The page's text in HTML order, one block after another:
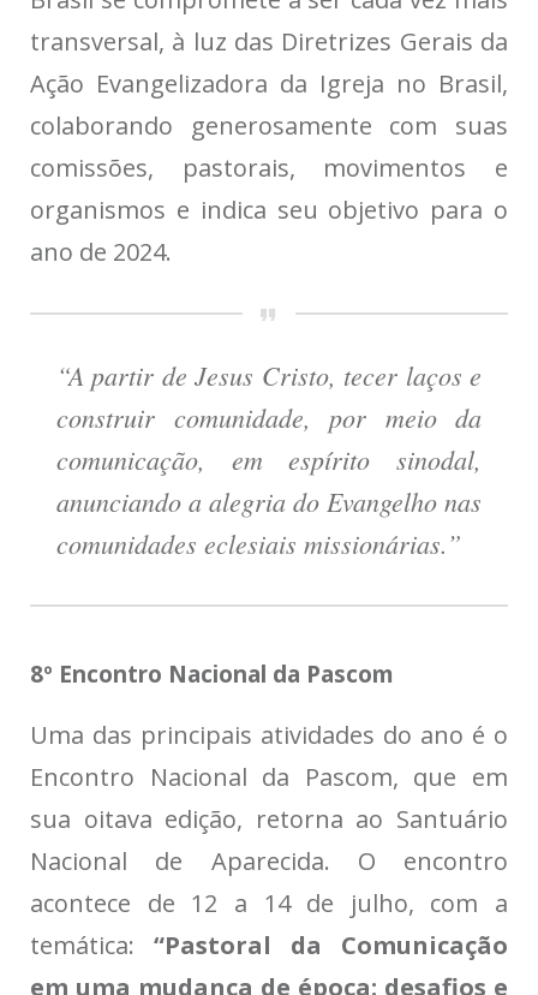
transversal, à luz das Diretrizes Gerais da
Ação Evangelizadora da Igreja no Brasil,
colaborando generosamente com suas
comissões, pastorais, movimentos e
organismos e indica seu objetivo para o
ano de 2024.
“A partir de Jesus Cristo, tecer laços e
construir comunidade, por meio da
comunicação, em espírito sinodal,
anunciando a alegria do Evangelho nas
comunidades eclesiais missionárias.”
8º Encontro Nacional da Pascom
Uma das principais atividades do ano é o
Encontro Nacional da Pascom, que em
sua oitava edição, retorna ao Santuário
Nacional de Aparecida. O encontro
acontece de 12 a 14 de julho, com a
temática: “Pastoral da Comunicação
em uma mudança de época: desafios e